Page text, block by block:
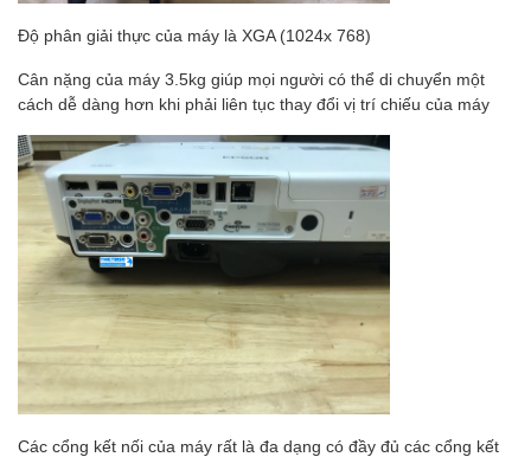
Độ phân giải thực của máy là XGA (1024x 768)
Cân nặng của máy 3.5kg giúp mọi người có thể di chuyển một
cách dễ dàng hơn khi phải liên tục thay đổi vị trí chiếu của máy
Các cổng kết nối của máy rất là đa dạng có đầy đủ các cổng kết